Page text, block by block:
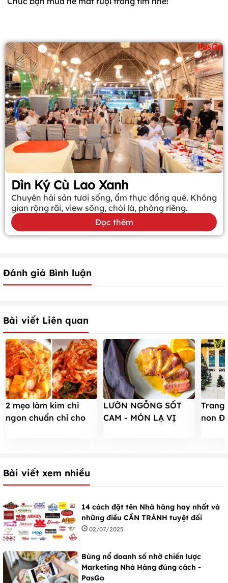
Dìn Ký Cù Lao Xanh
Chuyên hải sản tươi sống, ẩm thực đồng quê. Không
gian rộng rãi, view sông, chòi lá, phòng riêng.
Đọc thêm
Đánh giá Bình luận
Bài viết Liên quan
2 mẹo làm kim chi
ngon chuẩn chỉ cho
LƯỜN NGỖNG SỐT
CAM - MÓN LẠ VỊ
Trang
non
Bài viết xem nhiều
14 cách đặt tên Nhà hàng hay nhất và
những điều CẦN TRÁNH tuyệt đối
02/07/2025
Bùng nổ doanh số nhờ chiến lược
Marketing Nhà Hàng đúng cách -
PasGo